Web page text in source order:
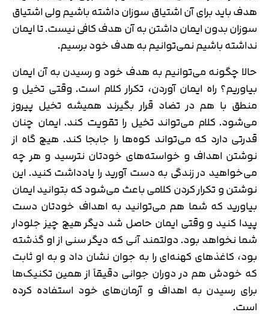
هدف باید برای آن اشتیاق سوزان داشته باشیم ولی اشتیاق
سوزان بدون ایمان داشتن به آن هدف کافی نیست. تا ایمان
نداشته باشیم نمی‌توانیم به هدف خود برسیم.
حالا چگونه می‌توانیم به هدف خود و رسیدن به آن ایمان
بیاوریم؟ راه ایمان آوردن، تکرار کلام است. وقتی تخیل و
منطق با هم در تضاد قرار بگیرند همیشه تخیل پیروز
می‎‌شود. کلام می‌تواند تخیل را تقویت کند. ایمان چنان
قدرتی دارد که می‌تواند کوه‌ها را جابجا کند. هیچ گاه از
نوشتن اهداف و خواسته‌های خودتان نترسید و هر چه
می‌خواهید در زندگی به دست آورید را یادداشت کنید. این
نوشتن و تکرار کردن کلامی باعث می‌شود که بتوانید ایمان
بیاورید که شما هم می‌توانید به اهداف خودتان دست
پیدا کنید و وقتی ایمان حاصل شد دیگر هیچ چیز جلودار
شما نخواهد بود. دولتمند آنی که دیگر سنی از او گذشته
بود، کاغذهای کهنه‌ای را به جوان نشان داد و به او ثابت
که خودش هم در دوران جوانی دقیقاً از همین تکنیک‌ها
برای رسیدن به اهداف و آرمان‌های خود استفاده کرده
است.